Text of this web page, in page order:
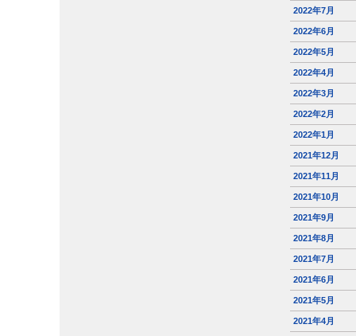
2022年7月
2022年6月
2022年5月
2022年4月
2022年3月
2022年2月
2022年1月
2021年12月
2021年11月
2021年10月
2021年9月
2021年8月
2021年7月
2021年6月
2021年5月
2021年4月